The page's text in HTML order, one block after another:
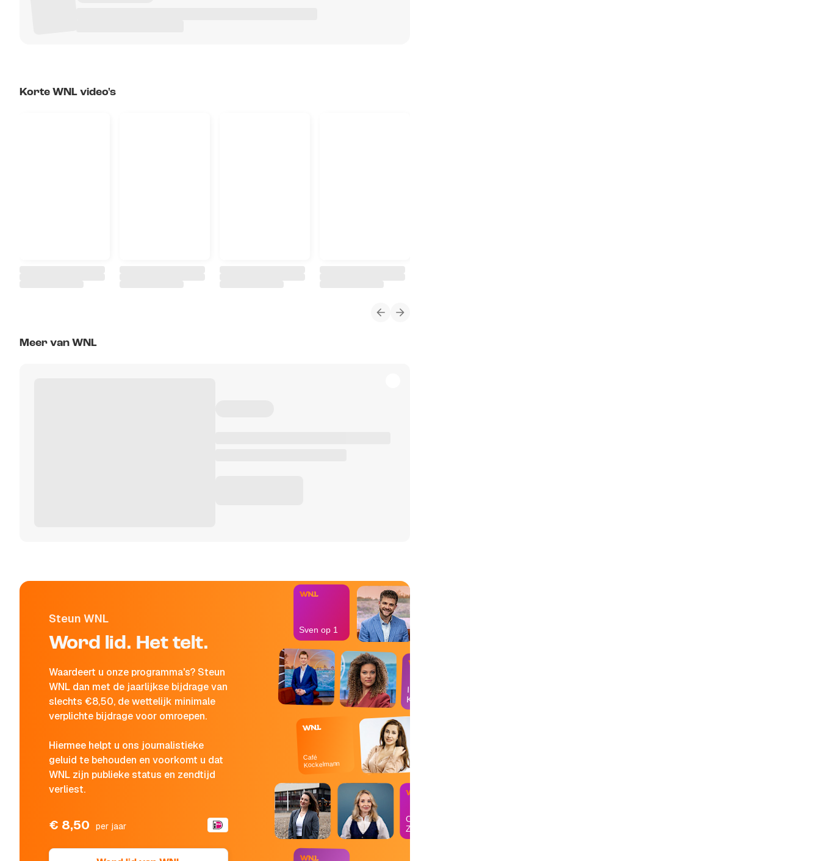
Korte WNL video's
Meer van WNL
Steun WNL
Word lid. Het telt.
Waardeert u onze programma's? Steun
WNL dan met de jaarlijkse bijdrage van
slechts €8,50, de wettelijk minimale
verplichte bijdrage voor omroepen.
Hiermee helpt u ons journalistieke
geluid te behouden en voorkomt u dat
WNL zijn publieke status en zendtijd
verliest.
€ 8,50 per jaar
Op
Zondag
Café
Kockelmann
In de
Kantine
Sven op 1